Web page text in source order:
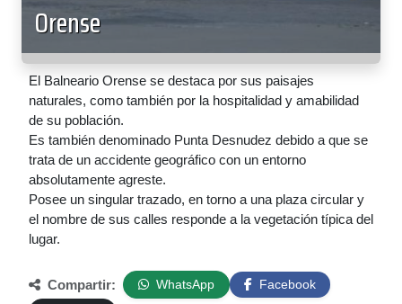
Orense
El Balneario Orense se destaca por sus paisajes
naturales, como también por la hospitalidad y amabilidad
de su población.
Es también denominado Punta Desnudez debido a que se
trata de un accidente geográfico con un entorno
absolutamente agreste.
Posee un singular trazado, en torno a una plaza circular y
el nombre de sus calles responde a la vegetación típica del
lugar.
Compartir: WhatsApp
Facebook